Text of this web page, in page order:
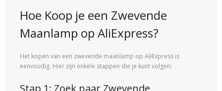
Hoe Koop je een Zwevende
Maanlamp op AliExpress?
Het kopen van een zwevende maanlamp op AliExpress is
eenvoudig. Hier zijn enkele stappen die je kunt volgen:
Stap 1: Zoek naar Zwevende